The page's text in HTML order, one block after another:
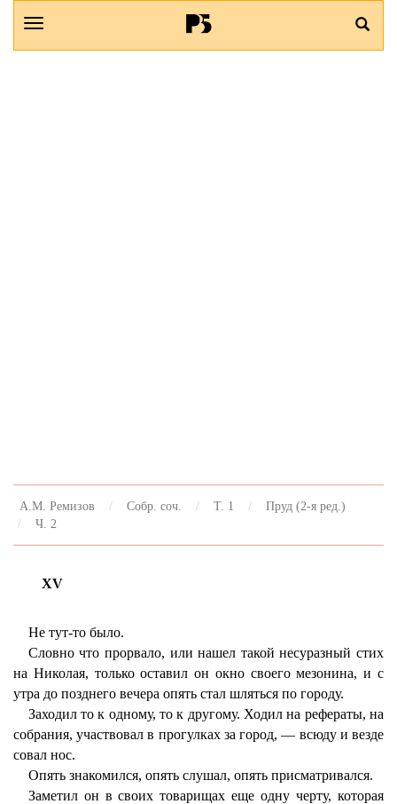
А.М. Ремизов Собр. соч. Т. 1
Пруд (2-я ред.)
Ч. 2
XV
Не тут-то было.
Словно что прорвало, или нашел такой несуразный стих
на Николая, только оставил он окно своего мезонина, и с
утра до позднего вечера опять стал шляться по городу.
Заходил то к одному, то к другому. Ходил на рефераты, на
собрания, участвовал в прогулках за город, — всюду и везде
совал нос.
Опять знакомился, опять слушал, опять присматривался.
Заметил он в своих товарищах еще одну черту, которая